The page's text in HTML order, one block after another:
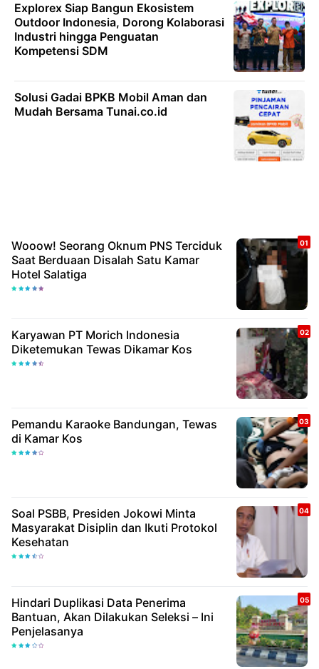
Explorex Siap Bangun Ekosistem
Outdoor Indonesia, Dorong Kolaborasi
Industri hingga Penguatan
Kompetensi SDM
Solusi Gadai BPKB Mobil Aman dan
Mudah Bersama Tunai.co.id
Wooow! Seorang Oknum PNS Terciduk
Saat Berduaan Disalah Satu Kamar
Hotel Salatiga
Karyawan PT Morich Indonesia
Diketemukan Tewas Dikamar Kos
Pemandu Karaoke Bandungan, Tewas
di Kamar Kos
Soal PSBB, Presiden Jokowi Minta
Masyarakat Disiplin dan Ikuti Protokol
Kesehatan
Hindari Duplikasi Data Penerima
Bantuan, Akan Dilakukan Seleksi – Ini
Penjelasanya